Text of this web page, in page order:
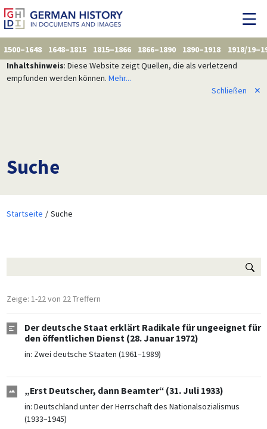
1500–1648 1648–1815 1815–1866 1866–1890 1890–1918
1918/
Inhaltshinweis: Diese Website zeigt Quellen, die als verletzend
empfunden werden können. Mehr...
Schließen
✕
Suche
Startseite Suche
Zeige: 1-22 von 22 Treffern
Der deutsche Staat erklärt Radikale für ungeeignet für
den öffentlichen Dienst (28. Januar 1972)
in: Zwei deutsche Staaten (1961–1989)
„Erst Deutscher, dann Beamter“ (31. Juli 1933)
in: Deutschland unter der Herrschaft des Nationalsozialismus
(1933–1945)